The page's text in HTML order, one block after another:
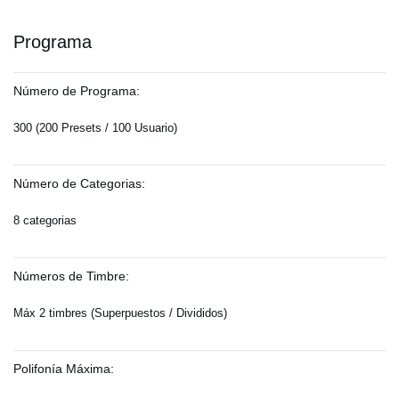
Programa
Número de Programa:
300 (200 Presets / 100 Usuario)
Número de Categorias:
8 categorias
Números de Timbre:
Máx 2 timbres (Superpuestos / Divididos)
Polifonía Máxima: